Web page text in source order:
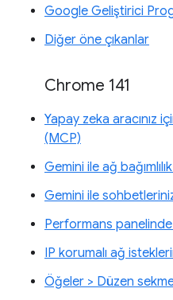
Google Geliştirici
Diğer öne çıkanlar
Chrome 141
Yapay zeka aracınız
(MCP)
Gemini ile ağ
Gemini ile
Performans panelinde
IP korumalı ağ
Öğeler > Düzen